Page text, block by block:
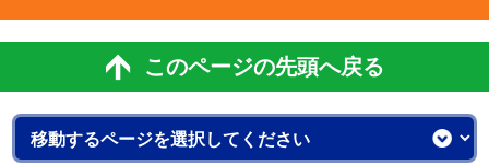
このページの先頭へ戻る